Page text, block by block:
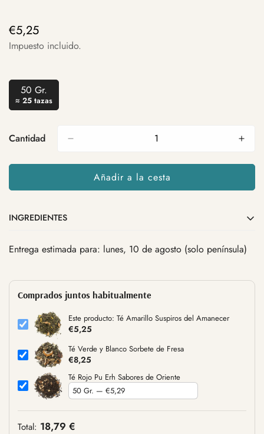
Precio
regular
€5,25
Impuesto incluido.
50 Gr.
≈ 25 tazas
Variante
Agotada
No
Disponible
Cantidad
Añadir a la cesta
INGREDIENTES
Té amarillo
Ph
Aroma natural
Entrega estimada para: lunes, 10 de agosto (solo península)
Comprados juntos habitualmente
Este producto: Té Amarillo Suspiros del Amanecer
€5,25
Té Verde y Blanco Sorbete de Fresa
€8,25
Té Rojo Pu Erh Sabores de Oriente
Total: 18,79 €